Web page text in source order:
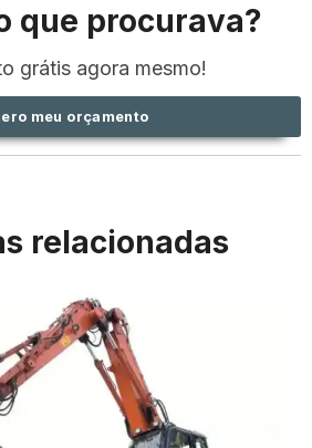
que procurava?
grátis agora mesmo!
meu orçamento
relacionadas